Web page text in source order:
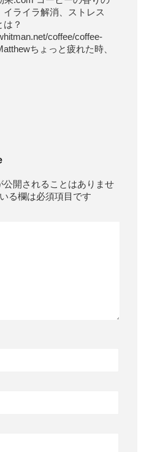
ライラ解消、ストレス
？
coffee/coffee-
ちょっと疲れた時、
公開されることはありませ
る欄は必須項目です